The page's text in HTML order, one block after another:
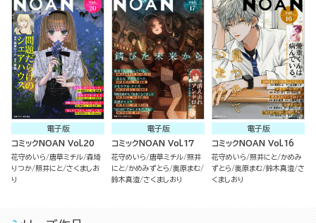
電子版
コミックNOAN Vol.20
花守めいら 唐草ミチル 森埼
りつか 照井にと さくましお
り
電子版
コミックNOAN Vol.17
花守めいら 唐草ミチル 照井
にと
かめみずとら 奥原まむ
鈴木真澄 さくましおり
電子版
コミックNOAN Vol.16
花守めいら 照井にと
かめみ
ずとら 奥原まむ 鈴木真澄 さ
くましおり